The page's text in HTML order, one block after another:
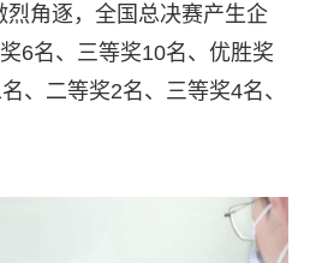
烈角逐，全国总决赛产生企
6名、三等奖10名、优胜奖
、二等奖2名、三等奖4名、